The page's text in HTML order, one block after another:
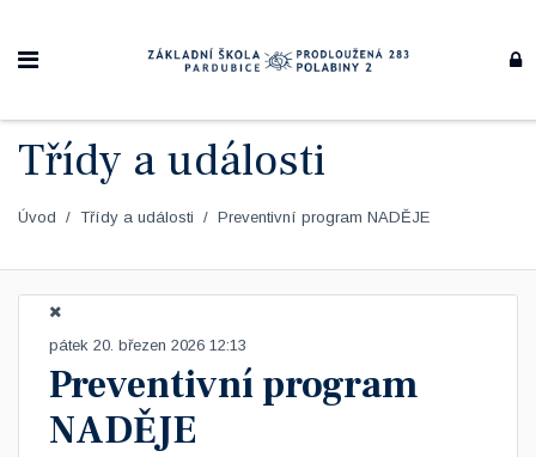
Třídy a události
Úvod Třídy a události Preventivní program NADĚJE
pátek 20. březen 2026 12:13
Preventivní program
NADĚJE